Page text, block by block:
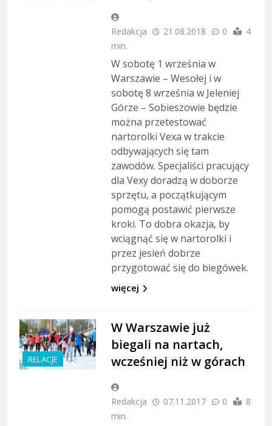
Redakcja 21.08.2018 0
4
min.
W sobotę 1 września w
Warszawie – Wesołej i w
sobotę 8 września w Jeleniej
Górze – Sobieszowie będzie
można przetestować
nartorolki Vexa w trakcie
odbywających się tam
zawodów. Specjaliści pracujący
dla Vexy doradzą w doborze
sprzętu, a początkującym
pomogą postawić pierwsze
kroki. To dobra okazja, by
wciągnąć się w nartorolki i
przez jesień dobrze
przygotować się do biegówek.
więcej
RELACJE
W Warszawie już
biegali na nartach,
wcześniej niż w górach
Redakcja 07.11.2017 0
8
min.